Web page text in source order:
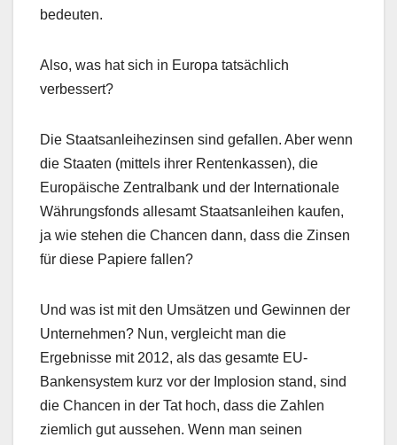
bedeuten.
Also, was hat sich in Europa tatsächlich
verbessert?
Die Staatsanleihezinsen sind gefallen. Aber wenn
die Staaten (mittels ihrer Rentenkassen), die
Europäische Zentralbank und der Internationale
Währungsfonds allesamt Staatsanleihen kaufen,
ja wie stehen die Chancen dann, dass die Zinsen
für diese Papiere fallen?
Und was ist mit den Umsätzen und Gewinnen der
Unternehmen? Nun, vergleicht man die
Ergebnisse mit 2012, als das gesamte EU-
Bankensystem kurz vor der Implosion stand, sind
die Chancen in der Tat hoch, dass die Zahlen
ziemlich gut aussehen. Wenn man seinen